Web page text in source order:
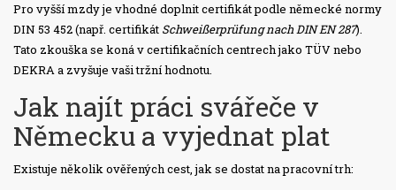
Pro vyšší mzdy je vhodné doplnit certifikát podle německé normy
DIN 53 452 (např. certifikát Schweißerprüfung nach DIN EN 287).
Tato zkouška se koná v certifikačních centrech jako TÜV nebo
DEKRA a zvyšuje vaši tržní hodnotu.
Jak najít práci svářeče v
Německu a vyjednat plat
Existuje několik ověřených cest, jak se dostat na pracovní trh: